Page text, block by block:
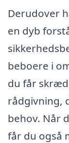
Derudover
en dyb
beboere i
du får
rådgivning,
behov. Når
får du også